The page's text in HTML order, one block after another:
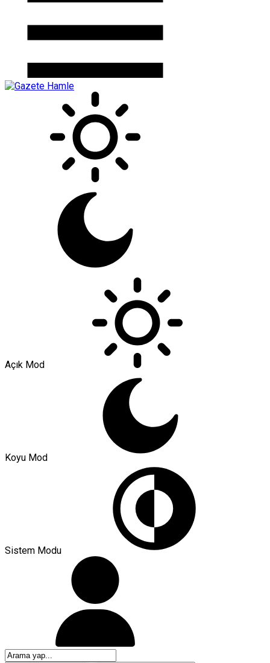
Açık Mod
Koyu Mod
Sistem Modu